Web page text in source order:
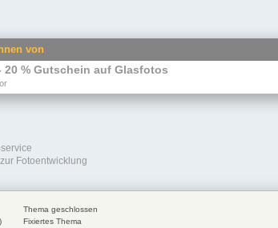
von
20 % Gutschein auf Glasfotos
Fotoentwicklung
Thema geschlossen
Fixiertes Thema